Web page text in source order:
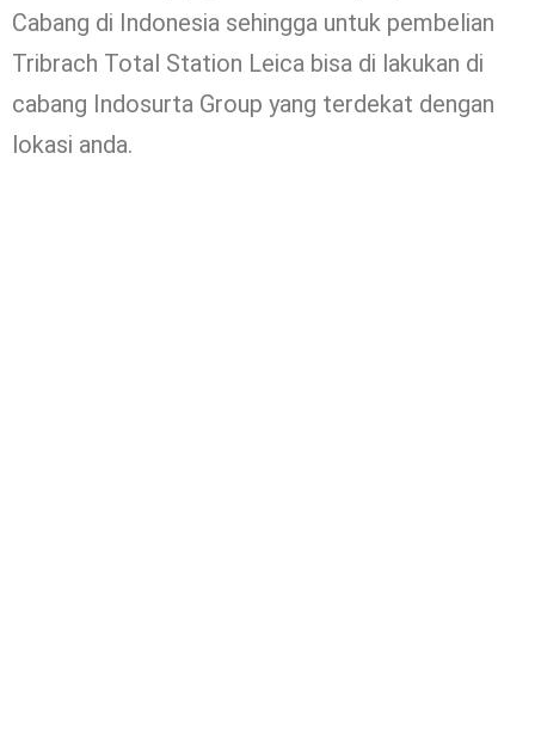
Cabang di Indonesia sehingga untuk pembelian
Tribrach Total Station Leica bisa di lakukan di
cabang Indosurta Group yang terdekat dengan
lokasi anda.